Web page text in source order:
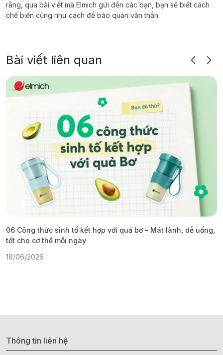
rằng, qua bài viết mà Elmich gửi đến các bạn, bạn sẽ biết cách
chế biến cũng như cách để bảo quản vằn thắn.
Bài viết liên quan
06 Công thức sinh tố kết hợp với quả bơ – Mát lành, dễ uống,
tốt cho cơ thể mỗi ngày
18/06/2026
Thông tin liên hệ